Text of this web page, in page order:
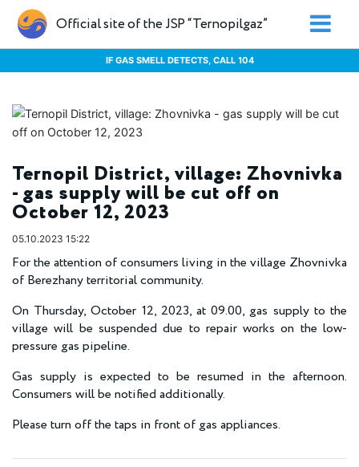
Official site of the JSP “Ternopilgaz”
IF GAS SMELL DETECTS, CALL 104
Ternopil District, village: Zhovnivka
- gas supply will be cut off on
October 12, 2023
05.10.2023 15:22
For the attention of consumers living in the village Zhovnivka
of Berezhany territorial community.
On Thursday, October 12, 2023, at 09.00, gas supply to the
village will be suspended due to repair works on the low-
pressure gas pipeline.
Gas supply is expected to be resumed in the afternoon.
Consumers will be notified additionally.
Please turn off the taps in front of gas appliances.